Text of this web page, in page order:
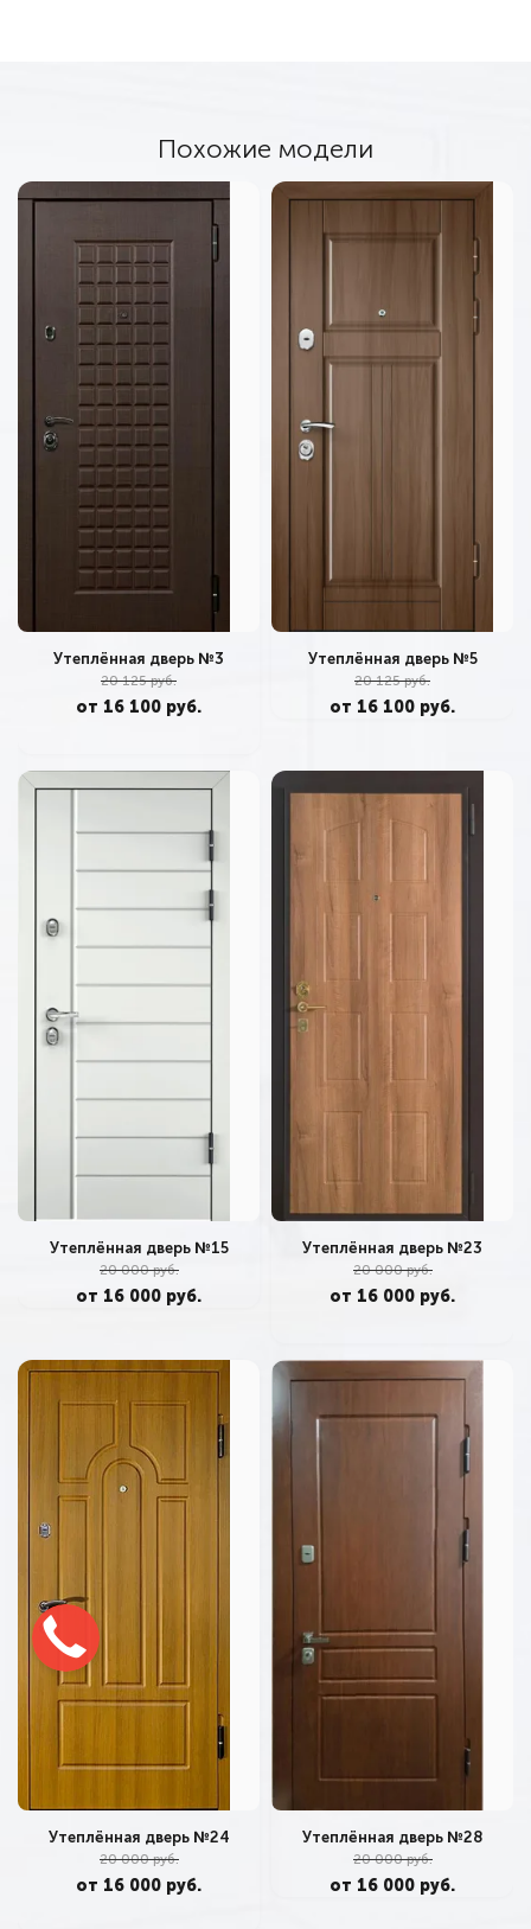
Похожие модели
Утеплённая дверь №3
20 125 руб.
от 16 100 руб.
Утеплённая дверь №5
20 125 руб.
от 16 100 руб.
Утеплённая дверь №15
20 000 руб.
от 16 000 руб.
Утеплённая дверь №23
20 000 руб.
от 16 000 руб.
Утеплённая дверь №24
20 000 руб.
от 16 000 руб.
Утеплённая дверь №28
20 000 руб.
от 16 000 руб.